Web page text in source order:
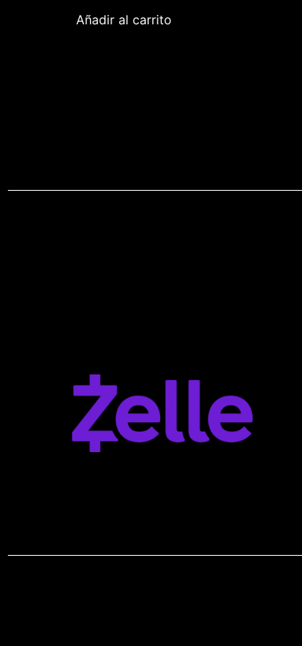
Añadir al carrito